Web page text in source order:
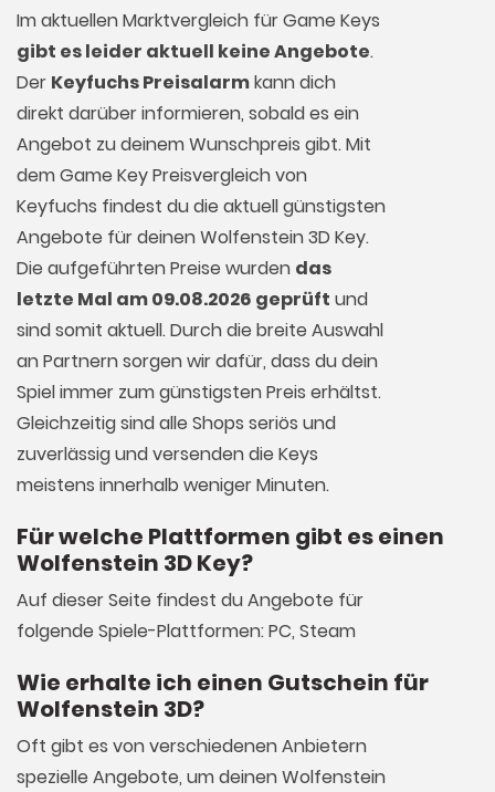
Im aktuellen Marktvergleich fürGame Keys
gibt es leider aktuell keine Angebote.
Der Keyfuchs Preisalarmkann dich
direkt darüber informieren, sobald es ein
Angebot zu deinem Wunschpreis gibt. Mit
dem Game Key Preisvergleich von
Keyfuchs findest du die aktuell günstigsten
Angebote für deinen Wolfenstein 3D Key.
Die aufgeführten Preise wurden das
letzte Mal am 09.08.2026 geprüft und
sind somit aktuell. Durch die breite Auswahl
an Partnern sorgen wir dafür, dass du dein
Spiel immer zum günstigsten Preis erhältst.
Gleichzeitig sind alle Shops seriös und
zuverlässig und versenden die Keys
meistens innerhalb weniger Minuten.
Für welche Plattformen gibt es einen
Wolfenstein 3D Key?
Auf dieser Seite findest du Angebote für
folgende Spiele-Plattformen: PC, Steam
Wie erhalte ich einen Gutschein für
Wolfenstein 3D?
Oft gibt es von verschiedenen Anbietern
spezielle Angebote, um deinen Wolfenstein